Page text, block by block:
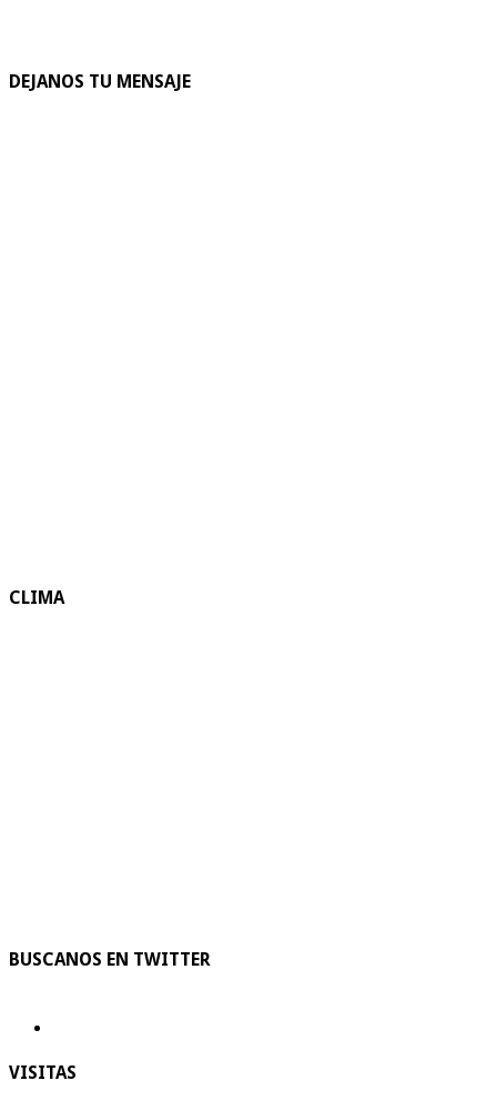
DEJANOS TU MENSAJE
CLIMA
BUSCANOS EN TWITTER
VISITAS